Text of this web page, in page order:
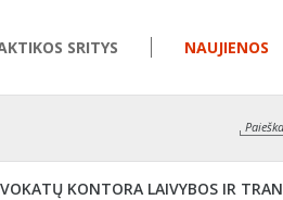
SRITYS NAUJIENOS
KONTORA LAIVYBOS IR